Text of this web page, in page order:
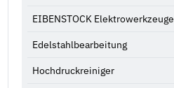
EIBENSTOCK Elektrowerkzeuge
Edelstahlbearbeitung
Hochdruckreiniger